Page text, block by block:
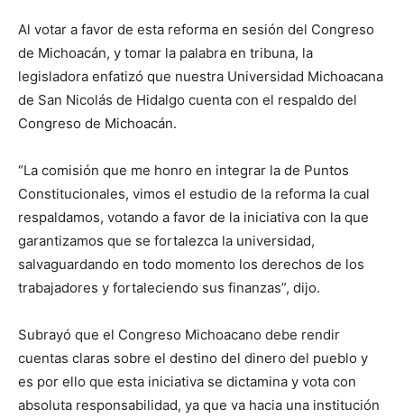
Al votar a favor de esta reforma en sesión del Congreso
de Michoacán, y tomar la palabra en tribuna, la
legisladora enfatizó que nuestra Universidad Michoacana
de San Nicolás de Hidalgo cuenta con el respaldo del
Congreso de Michoacán.
“La comisión que me honro en integrar la de Puntos
Constitucionales, vimos el estudio de la reforma la cual
respaldamos, votando a favor de la iniciativa con la que
garantizamos que se fortalezca la universidad,
salvaguardando en todo momento los derechos de los
trabajadores y fortaleciendo sus finanzas”, dijo.
Subrayó que el Congreso Michoacano debe rendir
cuentas claras sobre el destino del dinero del pueblo y
es por ello que esta iniciativa se dictamina y vota con
absoluta responsabilidad, ya que va hacia una institución